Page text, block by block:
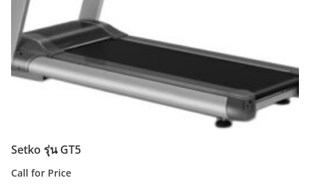
Setko รุ่น GT5
Call for Price